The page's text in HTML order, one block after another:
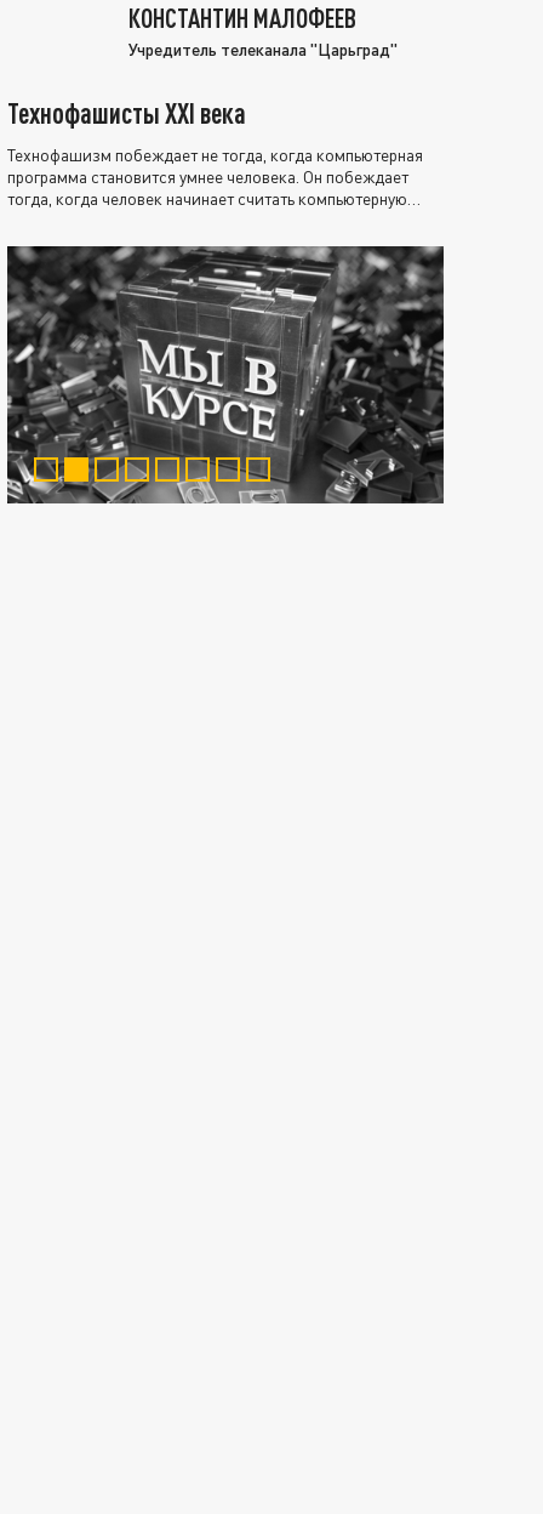
КОНСТАНТИН МАЛОФЕЕВ
Учредитель телеканала "Царьград"
Технофашисты XXI века
Технофашизм побеждает не тогда, когда компьютерная
программа становится умнее человека. Он побеждает
тогда, когда человек начинает считать компьютерную